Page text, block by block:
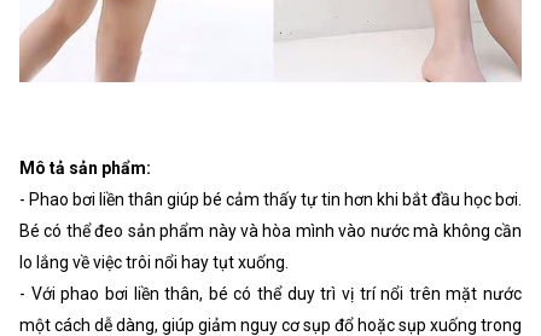
Mô tả sản phẩm:
- Phao bơi liền thân giúp bé cảm thấy tự tin hơn khi bắt đầu học bơi.
Bé có thể đeo sản phẩm này và hòa mình vào nước mà không cần
lo lắng về việc trôi nổi hay tụt xuống.
- Với phao bơi liền thân, bé có thể duy trì vị trí nổi trên mặt nước
một cách dễ dàng, giúp giảm nguy cơ sụp đổ hoặc sụp xuống trong